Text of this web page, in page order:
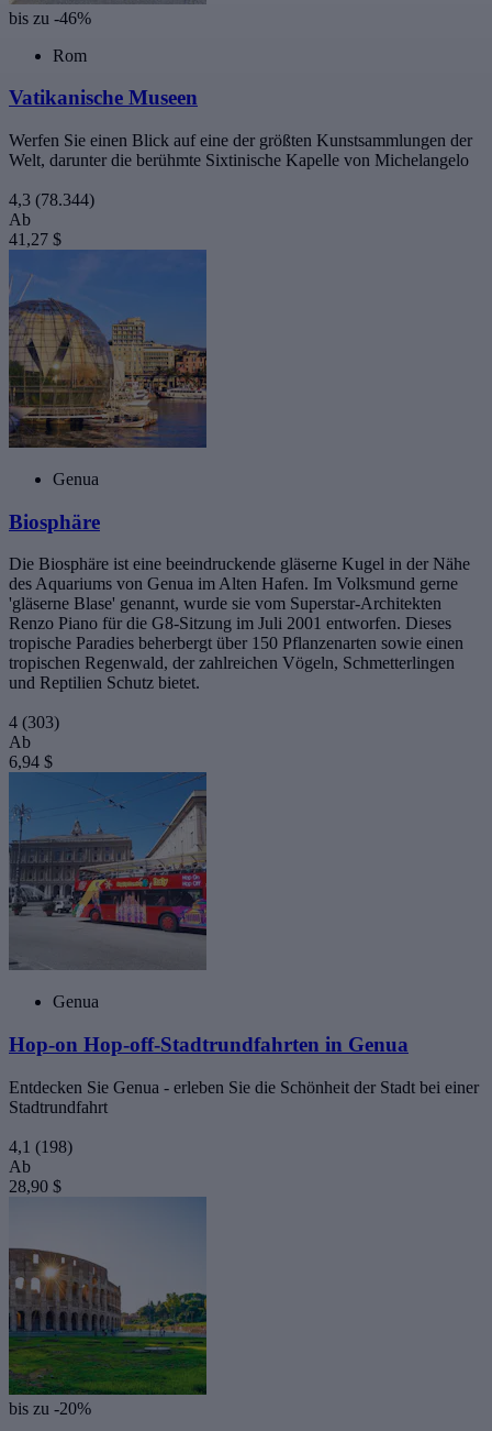
bis zu -46%
Rom
Vatikanische Museen
Werfen Sie einen Blick auf eine der größten Kunstsammlungen der
Welt, darunter die berühmte Sixtinische Kapelle von Michelangelo
4,3 (78.344)
Ab
41,27 $
Genua
Biosphäre
Die Biosphäre ist eine beeindruckende gläserne Kugel in der Nähe
des Aquariums von Genua im Alten Hafen. Im Volksmund gerne
'gläserne Blase' genannt, wurde sie vom Superstar-Architekten
Renzo Piano für die G8-Sitzung im Juli 2001 entworfen. Dieses
tropische Paradies beherbergt über 150 Pflanzenarten sowie einen
tropischen Regenwald, der zahlreichen Vögeln, Schmetterlingen
und Reptilien Schutz bietet.
4 (303)
Ab
6,94 $
Genua
Hop-on Hop-off-Stadtrundfahrten in Genua
Entdecken Sie Genua - erleben Sie die Schönheit der Stadt bei einer
Stadtrundfahrt
4,1 (198)
Ab
28,90 $
bis zu -20%